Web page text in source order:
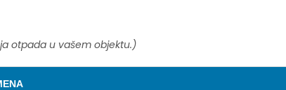
otpada u vašem objektu.)